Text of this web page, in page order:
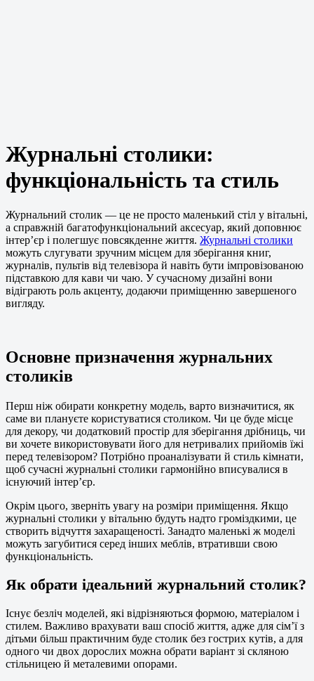
Журнальні столики:
функціональність та стиль
Журнальний столик — це не просто маленький стіл у вітальні,
а справжній багатофункціональний аксесуар, який доповнює
інтер’єр і полегшує повсякденне життя. Журнальні столики
можуть слугувати зручним місцем для зберігання книг,
журналів, пультів від телевізора й навіть бути імпровізованою
підставкою для кави чи чаю. У сучасному дизайні вони
відіграють роль акценту, додаючи приміщенню завершеного
вигляду.
Основне призначення журнальних
столиків
Перш ніж обирати конкретну модель, варто визначитися, як
саме ви плануєте користуватися столиком. Чи це буде місце
для декору, чи додатковий простір для зберігання дрібниць, чи
ви хочете використовувати його для нетривалих прийомів їжі
перед телевізором? Потрібно проаналізувати й стиль кімнати,
щоб сучасні журнальні столики гармонійно вписувалися в
існуючий інтер’єр.
Окрім цього, зверніть увагу на розміри приміщення. Якщо
журнальні столики у вітальню будуть надто громіздкими, це
створить відчуття захаращеності. Занадто маленькі ж моделі
можуть загубитися серед інших меблів, втративши свою
функціональність.
Як обрати ідеальний журнальний столик?
Існує безліч моделей, які відрізняються формою, матеріалом і
стилем. Важливо врахувати ваш спосіб життя, адже для сім’ї з
дітьми більш практичним буде столик без гострих кутів, а для
одного чи двох дорослих можна обрати варіант зі скляною
стільницею й металевими опорами.